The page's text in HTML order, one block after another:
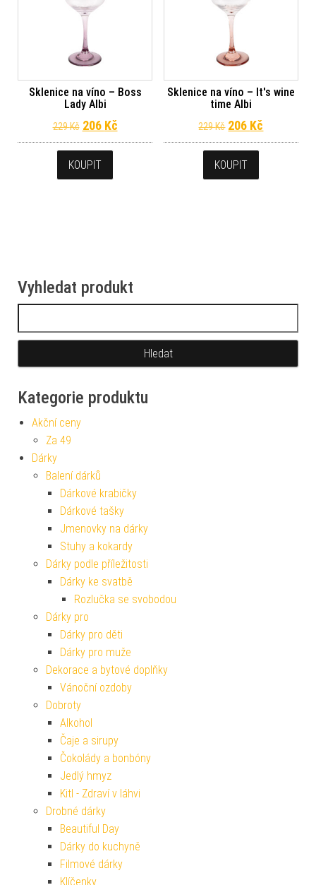
Sklenice na víno – Boss
Lady Albi
229Kč Původní cena byla: 229 Kč.
206 KčAktuální cena je: 206 Kč.
KOUPIT
Sklenice na víno – It's wine
time Albi
229Kč Původní cena
206 Kč
KOUPIT
Vyhledat produkt
Kategorie produktu
Akční ceny
Za 49
Dárky
Balení dárků
Dárkové krabičky
Dárkové tašky
Jmenovky na dárky
Stuhy a kokardy
Dárky podle příležitosti
Dárky ke svatbě
Rozlučka se svobodou
Dárky pro
Dárky pro děti
Dárky pro muže
Dekorace a bytové doplňky
Vánoční ozdoby
Dobroty
Alkohol
Čaje a sirupy
Čokolády a bonbóny
Jedlý hmyz
Kitl - Zdraví v láhvi
Drobné dárky
Beautiful Day
Dárky do kuchyně
Filmové dárky
Klíčenky